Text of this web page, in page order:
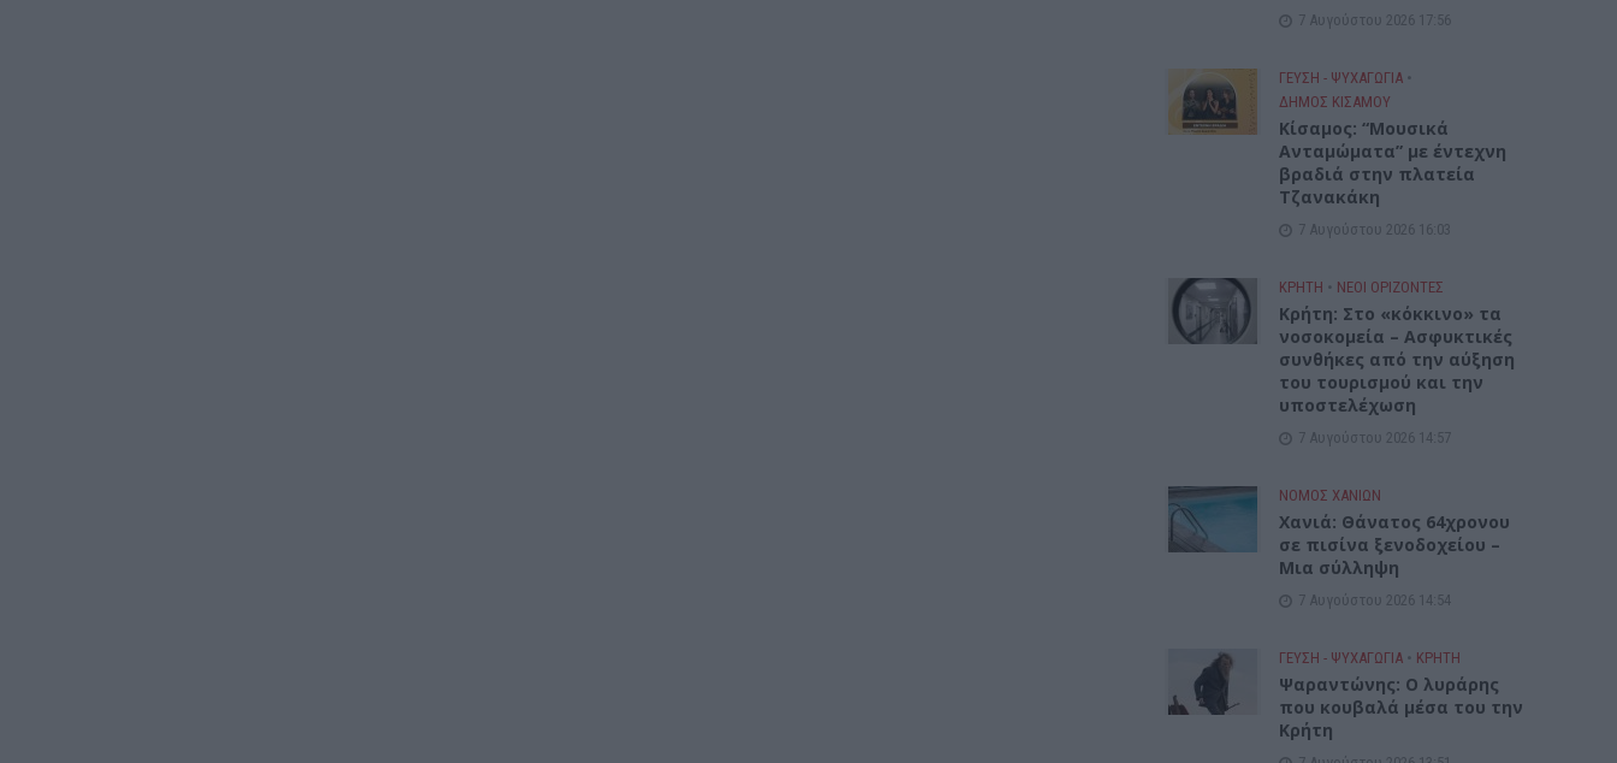
7 Αυγούστου 2026 17:56
ΓΕΎΣΗ - ΨΥΧΑΓΩΓΊΑ •
ΔΉΜΟΣ ΚΙΣΆΜΟΥ
Κίσαμος: “Μουσικά
Ανταμώματα” με έντεχνη
βραδιά στην πλατεία
Τζανακάκη
7 Αυγούστου 2026 16:03
ΚΡΗΤΗ • ΝΕΟΙ ΟΡΙΖΟΝΤΕΣ
Κρήτη: Στο «κόκκινο» τα
νοσοκομεία – Ασφυκτικές
συνθήκες από την αύξηση
του τουρισμού και την
υποστελέχωση
7 Αυγούστου 2026 14:57
ΝΟΜΌΣ ΧΑΝΊΩΝ
Χανιά: Θάνατος 64χρονου
σε πισίνα ξενοδοχείου –
Μια σύλληψη
7 Αυγούστου 2026 14:54
ΓΕΎΣΗ - ΨΥΧΑΓΩΓΊΑ • ΚΡΗΤΗ
Ψαραντώνης: Ο λυράρης
που κουβαλά μέσα του την
Κρήτη